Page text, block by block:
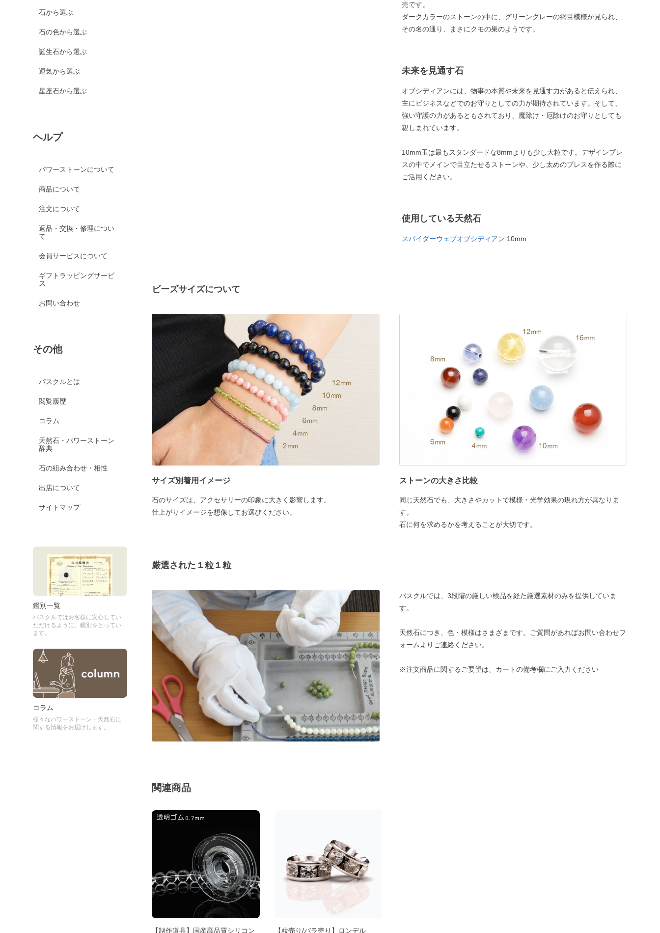
石から選ぶ
石の色から選ぶ
誕生石から選ぶ
運気から選ぶ
星座石から選ぶ
ヘルプ
パワーストーンについて
商品について
注文について
返品・交換・修理につい
て
会員サービスについて
ギフトラッピングサービ
ス
お問い合わせ
その他
パスクルとは
閲覧履歴
コラム
天然石・パワーストーン
辞典
石の組み合わせ・相性
出店について
サイトマップ
鑑別一覧
パスクルではお客様に安心してい
ただけるように、鑑別をとってい
ます。
コラム
様々なパワーストーン・天然石に
関する情報をお届けします。
売です。
ダークカラーのストーンの中に、グリーングレーの網目模様が見られ、
その名の通り、まさにクモの巣のようです。
未来を見通す石
オブシディアンには、物事の本質や未来を見通す力があると伝えられ、
主にビジネスなどでのお守りとしての力が期待されています。そして、
強い守護の力があるともされており、魔除け・厄除けのお守りとしても
親しまれています。
10mm玉は最もスタンダードな8mmよりも少し大粒です。デザインブレ
スの中でメインで目立たせるストーンや、少し太めのブレスを作る際に
ご活用ください。
使用している天然石
スパイダーウェブオブシディアン 10mm
ビーズサイズについて
サイズ別着用イメージ
石のサイズは、アクセサリーの印象に大きく影響します。
仕上がりイメージを想像してお選びください。
ストーンの大きさ比較
同じ天然石でも、大きさやカットで模様・光学効果の現れ方が異なりま
す。
石に何を求めるかを考えることが大切です。
厳選された１粒１粒
パスクルでは、3段階の厳しい検品を経た厳選素材のみを提供していま
す。
天然石につき、色・模様はさまざまです。ご質問があればお問い合わせフ
ォームよりご連絡ください。
※注文商品に関するご要望は、カートの備考欄にご入力ください
関連商品
【制作道具】国産高品質シリコン 【粒売り/バラ売り】ロンデル